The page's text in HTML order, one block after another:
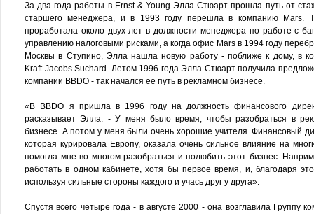
За два года работы в Ernst & Young Элла Стюарт прошла путь от
старшего менеджера, и в 1993 году перешла в компанию Mars.
проработала около двух лет в должности менеджера по работе с
управлению налоговыми рисками, а когда офис Mars в 1994 году
Москвы в Ступино, Элла нашла новую работу - поближе к дому, в
Kraft Jacobs Suchard. Летом 1996 года Элла Стюарт получила
компании BBDO - так начался ее путь в рекламном бизнесе.
«В BBDO я пришла в 1996 году на должность финансового
расказывает Элла. - У меня было время, чтобы разобраться в
бизнесе. А потом у меня были очень хорошие учителя. Финансовый
которая курировала Европу, оказала очень сильное влияние на
помогла мне во многом разобраться и полюбить этот бизнес.
работать в одном кабинете, хотя бы первое время, и, благодаря
используя сильные стороны каждого и учась друг у друга».
Спустя всего четыре года - в августе 2000 - она возглавила Группу